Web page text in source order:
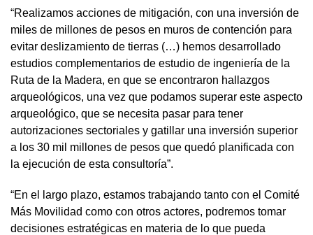
“Realizamos acciones de mitigación, con una inversión de
miles de millones de pesos en muros de contención para
evitar deslizamiento de tierras (…) hemos desarrollado
estudios complementarios de estudio de ingeniería de la
Ruta de la Madera, en que se encontraron hallazgos
arqueológicos, una vez que podamos superar este aspecto
arqueológico, que se necesita pasar para tener
autorizaciones sectoriales y gatillar una inversión superior
a los 30 mil millones de pesos que quedó planificada con
la ejecución de esta consultoría”.
“En el largo plazo, estamos trabajando tanto con el Comité
Más Movilidad como con otros actores, podremos tomar
decisiones estratégicas en materia de lo que pueda